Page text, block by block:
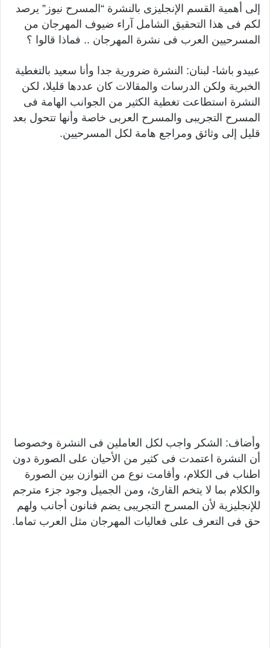
إلى أهمية القسم الإنجليزى بالنشرة “المسرح نيوز” يرصد
لكم فى هذا التحقيق الشامل آراء ضيوف المهرجان من
المسرحيين العرب فى نشرة المهرجان .. فماذا قالوا ؟
عبيدو باشا- لبنان: النشرة ضرورية جدا وأنا سعيد بالتغطية
الخبرية ولكن الدرسات والمقالات كان عددها قليلا، لكن
النشرة استطاعت تغطية الكثير من الجوانب الهامة فى
المسرح التجريبى والمسرح العربى خاصة وأنها تتحول بعد
قليل إلى وثائق ومراجع هامة لكل المسرحيين.
وأضاف: الشكر واجب لكل العاملين فى النشرة وخصوصا
أن النشرة اعتمدت فى كثير من الأحيان على الصورة دون
اطناب فى الكلام، وأقامت نوع من التوازن بين الصورة
والكلام بما لا يتخم القارئ، ومن الجميل وجود جزء مترجم
للإنجليزية لأن المسرح التجريبى يضم فنانون أجانب ولهم
حق فى التعرف على فعاليات المهرجان مثل العرب تماما.